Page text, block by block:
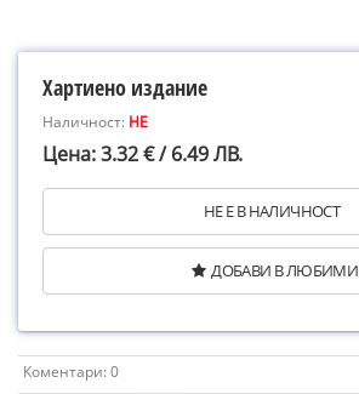
Хартиено издание
Наличност: НЕ
Цена: 3.32 € / 6.49 ЛВ.
НЕ Е В НАЛИЧНОСТ
ДОБАВИ В ЛЮБИМИ
Коментари: 0